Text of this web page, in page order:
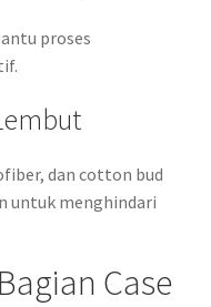
proses
dan cotton bud
untuk menghindari
Case